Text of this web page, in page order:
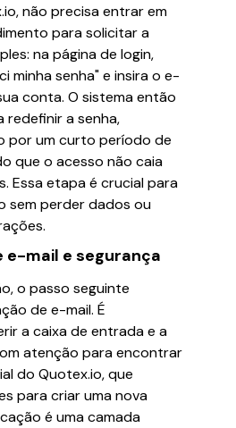
não precisa entrar em
para solicitar a
na página de login,
minha senha" e insira o e-
conta. O sistema então
redefinir a senha,
por um curto período de
que o acesso não caia
Essa etapa é crucial para
sem perder dados ou
e-mail e segurança
o passo seguinte
de e-mail. É
a caixa de entrada e a
atenção para encontrar
do Quotex.io, que
para criar uma nova
é uma camada